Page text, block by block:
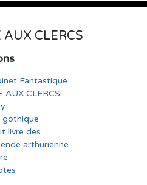
AUX CLERCS
Fantastique
AUX CLERCS
gothique
livre des...
arthurienne